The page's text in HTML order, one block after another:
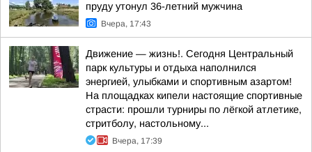
пруду утонул 36-летний мужчина
Вчера, 17:43
Движение — жизнь!. Сегодня Центральный
парк культуры и отдыха наполнился
энергией, улыбками и спортивным азартом!
На площадках кипели настоящие спортивные
страсти: прошли турниры по лёгкой атлетике,
стритболу, настольному...
Вчера, 17:39